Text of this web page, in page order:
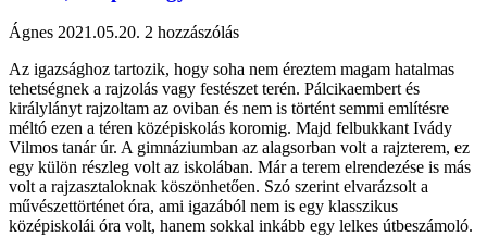
Ágnes 2021.05.20. 2 hozzászólás
Az igazsághoz tartozik, hogy soha nem éreztem magam hatalmas
tehetségnek a rajzolás vagy festészet terén. Pálcikaembert és
királylányt rajzoltam az oviban és nem is történt semmi említésre
méltó ezen a téren középiskolás koromig. Majd felbukkant Ivády
Vilmos tanár úr. A gimnáziumban az alagsorban volt a rajzterem, ez
egy külön részleg volt az iskolában. Már a terem elrendezése is más
volt a rajzasztaloknak köszönhetően. Szó szerint elvarázsolt a
művészettörténet óra, ami igazából nem is egy klasszikus
középiskolái óra volt, hanem sokkal inkább egy lelkes útbeszámoló.